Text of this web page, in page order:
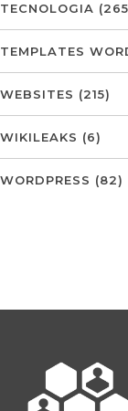
TECNOLOGIA
TEMPLATES
WEBSITES (215)
WIKILEAKS (6)
WORDPRESS (82)